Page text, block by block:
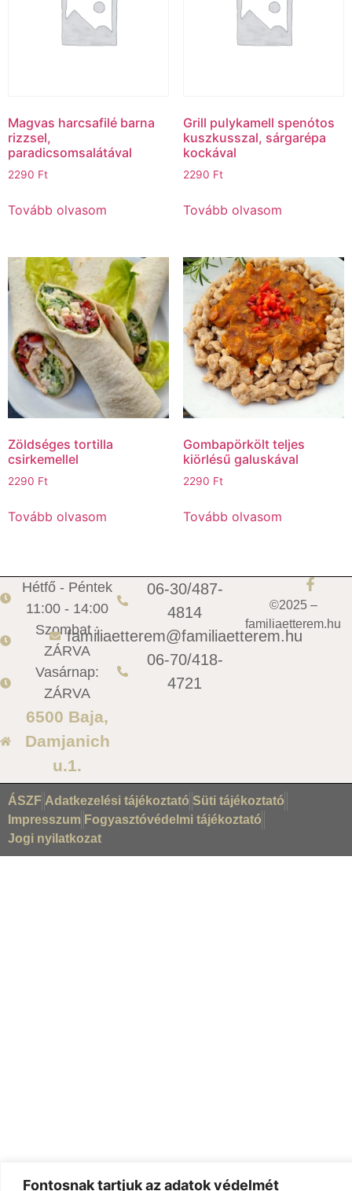
Fontosnak tartjuk az adatok védelmét
Magvas harcsafilé barna
rizzsel,
paradicsomsalátával
2290 Ft
Tovább olvasom
Grill pulykamell spenótos
kuszkusszal, sárgarépa
kockával
2290 Ft
Tovább olvasom
Zöldséges tortilla
csirkemellel
2290 Ft
Tovább olvasom
Gombapörkölt teljes
kiörlésű galuskával
2290 Ft
Tovább olvasom
Hétfő - Péntek
11:00 - 14:00
Szombat :
ZÁRVA
Vasárnap:
ZÁRVA
6500 Baja,
Damjanich
u.1.
06-30/487-
4814
familiaetterem@familiaetterem.hu
06-70/418-
4721
©2025 –
familiaetterem.hu
ÁSZF Adatkezelési tájékoztató Süti tájékoztató
Impresszum Fogyasztóvédelmi tájékoztató
Jogi nyilatkozat